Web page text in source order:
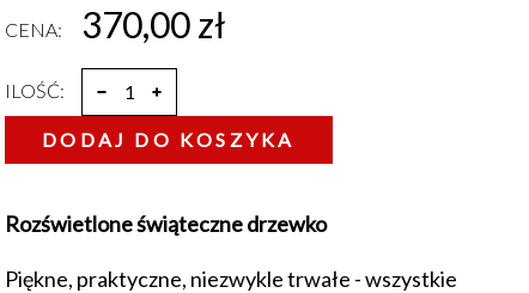
CENA: 370,00 zł
ILOŚĆ:
DODAJ DO KOSZYKA
Rozświetlone świąteczne drzewko
Piękne, praktyczne, niezwykle trwałe - wszystkie